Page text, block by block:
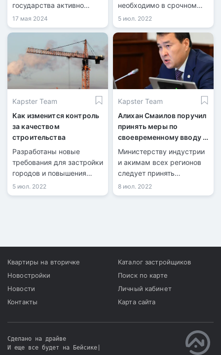
государства активно
восстанавливают
населенные пункты,
весеннего паводка.
17 мая 2024
необходимо в срочном
порядке. Реновация
ветхого жилья включена в
проект плана развития
города до 2025 года и
среднесрочных
перспектив до 2030 года.
Об этом рассказал аким
города Ерболат Досаев.
5 июл. 2022
Kapster Team
Как изменится контроль
за качеством
строительства
Разработаны новые
требования для застройки
городов и повышения
качества строительства.
5 июл. 2022
Kapster Team
Алихан Смаилов поручил
принять меры по
своевременному вводу в
эксплуатацию жилья
Министерству индустрии
и акимам всех регионов
следует принять
исчерпывающие меры по
своевременному вводу
8 июл. 2022
Квартиры на вторичке
Новостройки
Новости
Контакты
Каталог застройщиков
Поиск по карте
Личный кабинет
Карта сайта
Сделано на драйве
И еще все будет на Бейсике